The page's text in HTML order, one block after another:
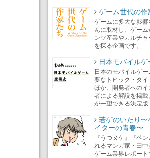
ゲーム世代の作
ゲームに多大な影響
んに取材し、ゲー
ンツ産業やカルチ
を探る企画です。
日本モバイルゲ
日本のモバイルゲ
要なトピック・タイ
ほか、開発者への
者による解説を掲載
が一望できる決定版
若ゲのいたり〜
イターの青春〜
『うつヌケ』『ペ
れるマンガ家・田中
ゲーム業界レポート